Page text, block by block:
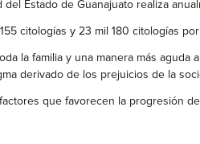
del Estado de Guanajuato realiza
citologías y 23 mil 180 citologías
la familia y una manera más aguda
derivado de los prejuicios de la
que favorecen la progresión